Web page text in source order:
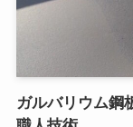
ガルバリウム鋼